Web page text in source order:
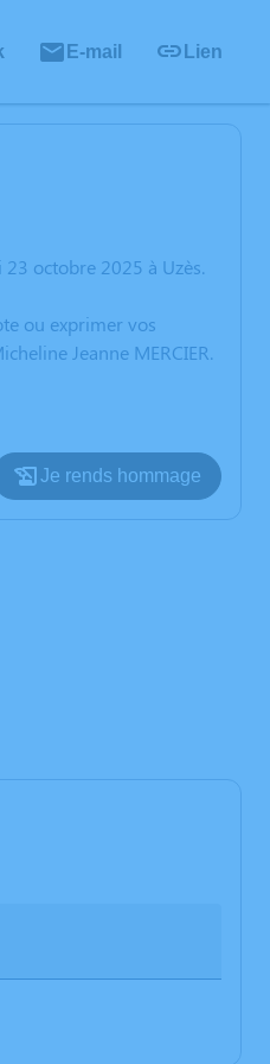
E-mail Lien
octobre 2025 à Uzès.
ou exprimer vos
Jeanne MERCIER.
Je rends hommage